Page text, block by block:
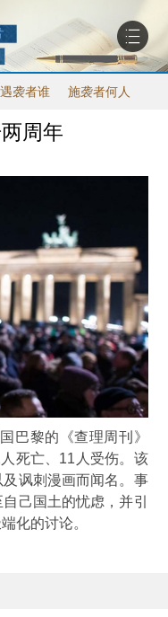
遇袭者谁 施袭者何人
周年
巴黎的《查理周刊》
死亡、11人受伤。该
讽刺漫画而闻名。事
己国土的忧虑，并引
化的讨论。